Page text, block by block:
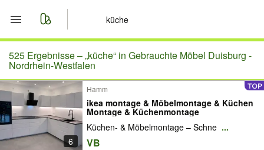
Start
Merkliste
Nachrichten
Anzeige aufgeben
525 Ergebnisse –„küche“ in Gebrauchte Möbel Duisburg -
Nordrhein-Westfalen
6
Hamm
ikea montage & Möbelmontage & Küchen
Montage & Küchenmontage
Küchen- & Möbelmontage – Schne ...
VB